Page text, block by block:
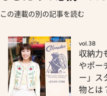
この連載の別の記事を読む
vol.38
収納力
やポー
ー」ス
物とは